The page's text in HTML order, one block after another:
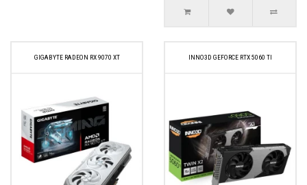
GIGABYTE RADEON RX 9070 XT INNO3D GEFORCE RTX 5060 TI